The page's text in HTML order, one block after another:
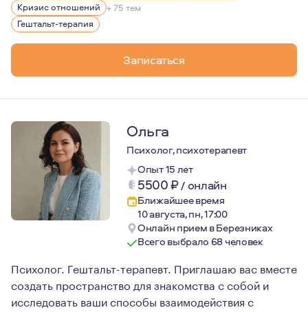
Кризис отношений + 75 тем
Гештальт-терапия
Записаться
Ольга
Психолог, психотерапевт
Опыт 15 лет
5500₽/ онлайн
Ближайшее время
10 августа, пн, 17:00
Онлайн прием в Березниках
Всего выбрало 68 человек
Психолог. Гештальт-терапевт. Приглашаю вас вместе
создать пространство для знакомства с собой и
исследовать ваши способы взаимодействия с